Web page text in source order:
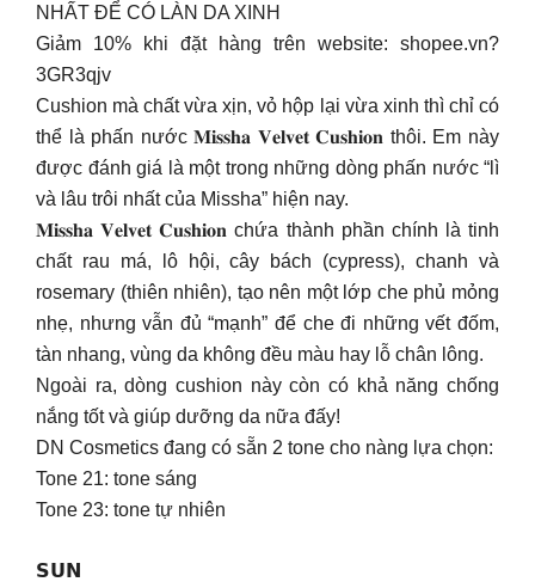
NHẤT ĐỂ CÓ LÀN DA XINH
Giảm 10% khi đặt hàng trên website: shopee.vn?
3GR3qjv
Cushion mà chất vừa xịn, vỏ hộp lại vừa xinh thì chỉ có
thể là phấn nước 𝐌𝐢𝐬𝐬𝐡𝐚 𝐕𝐞𝐥𝐯𝐞𝐭 𝐂𝐮𝐬𝐡𝐢𝐨𝐧 thôi. Em này
được đánh giá là một trong những dòng phấn nước “lì
và lâu trôi nhất của Missha” hiện nay.
𝐌𝐢𝐬𝐬𝐡𝐚 𝐕𝐞𝐥𝐯𝐞𝐭 𝐂𝐮𝐬𝐡𝐢𝐨𝐧 chứa thành phần chính là tinh
chất rau má, lô hội, cây bách (cypress), chanh và
rosemary (thiên nhiên), tạo nên một lớp che phủ mỏng
nhẹ, nhưng vẫn đủ “mạnh” để che đi những ​​vết đốm,
tàn nhang, vùng da không đều màu hay lỗ chân lông.
Ngoài ra, dòng cushion này còn có khả năng chống
nắng tốt và giúp dưỡng da nữa đấy!
DN Cosmetics đang có sẵn 2 tone cho nàng lựa chọn:
Tone 21: tone sáng
Tone 23: tone tự nhiên
𝗦𝗨𝗡